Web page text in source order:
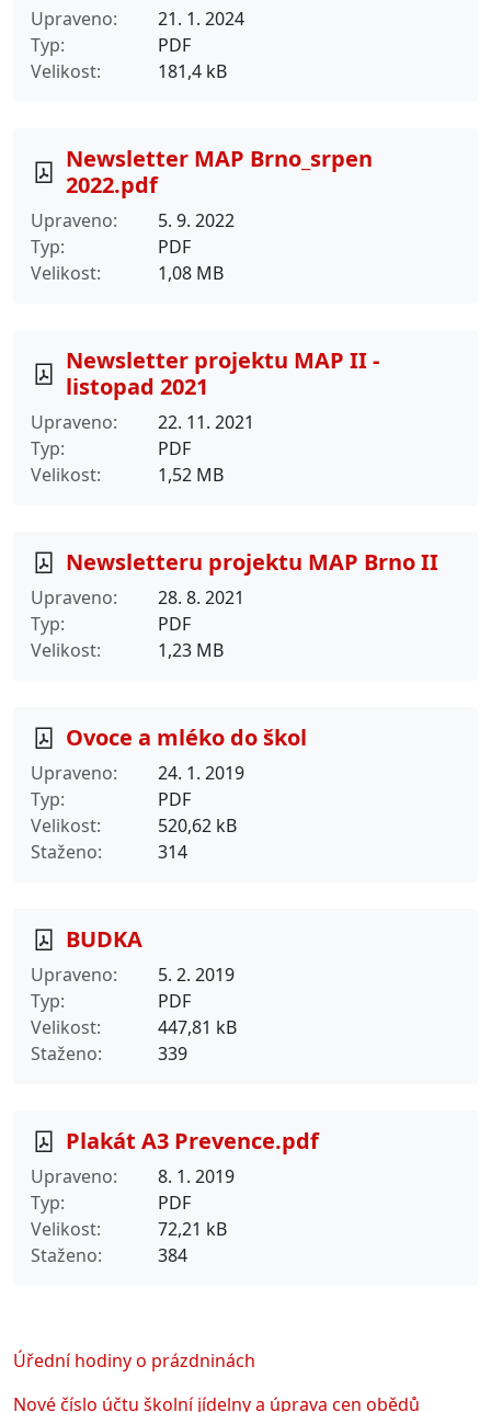
Upraveno
21. 1. 2024
Typ
PDF
Velikost
181,4 kB
Newsletter MAP Brno_srpen
2022.pdf
Upraveno
5. 9. 2022
Typ
PDF
Velikost
1,08 MB
Newsletter projektu MAP II -
listopad 2021
Upraveno
22. 11. 2021
Typ
PDF
Velikost
1,52 MB
Newsletteru projektu MAP Brno II
Upraveno
28. 8. 2021
Typ
PDF
Velikost
1,23 MB
Ovoce a mléko do škol
Upraveno
24. 1. 2019
Typ
PDF
Velikost
520,62 kB
Staženo
314
BUDKA
Upraveno
5. 2. 2019
Typ
PDF
Velikost
447,81 kB
Staženo
339
Plakát A3 Prevence.pdf
Upraveno
8. 1. 2019
Typ
PDF
Velikost
72,21 kB
Staženo
384
Úřední hodiny o prázdninách
Nové číslo účtu školní jídelny a úprava cen obědů